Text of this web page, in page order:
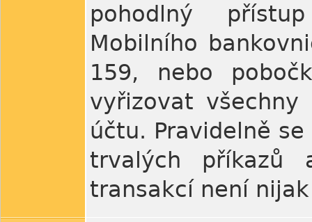
pohodlný
Mobilního
159, nebo
vyřizovat
účtu. Pravidelně
trvalých příkazů
transakcí není